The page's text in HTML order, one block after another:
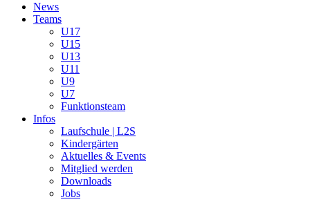
News
Teams
U17
U15
U13
U11
U9
U7
Funktionsteam
Infos
Laufschule | L2S
Kindergärten
Aktuelles & Events
Mitglied werden
Downloads
Jobs